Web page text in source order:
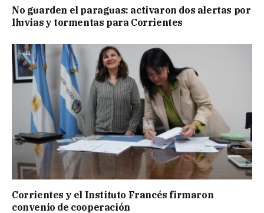
No guarden el paraguas: activaron dos alertas por
lluvias y tormentas para Corrientes
Corrientes y el Instituto Francés firmaron
convenio de cooperación